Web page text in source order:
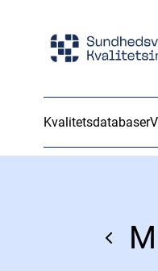
Kvalitetsdatabaser